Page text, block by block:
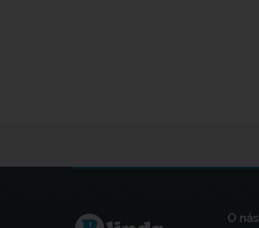
O nás